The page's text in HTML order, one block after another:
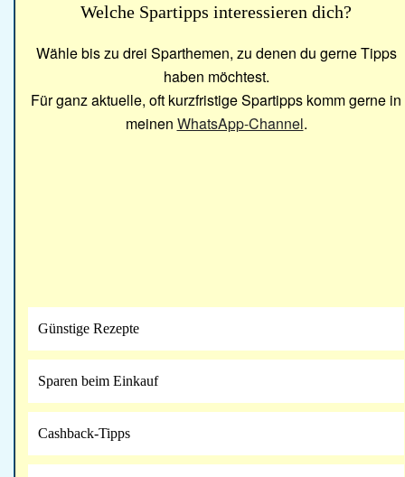
Welche Spartipps interessieren dich?
Wähle bis zu drei Sparthemen, zu denen du gerne Tipps
haben möchtest.
Für ganz aktuelle, oft kurzfristige Spartipps komm gerne in
meinen WhatsApp-Channel.
Günstige Rezepte
Sparen beim Einkauf
Cashback-Tipps